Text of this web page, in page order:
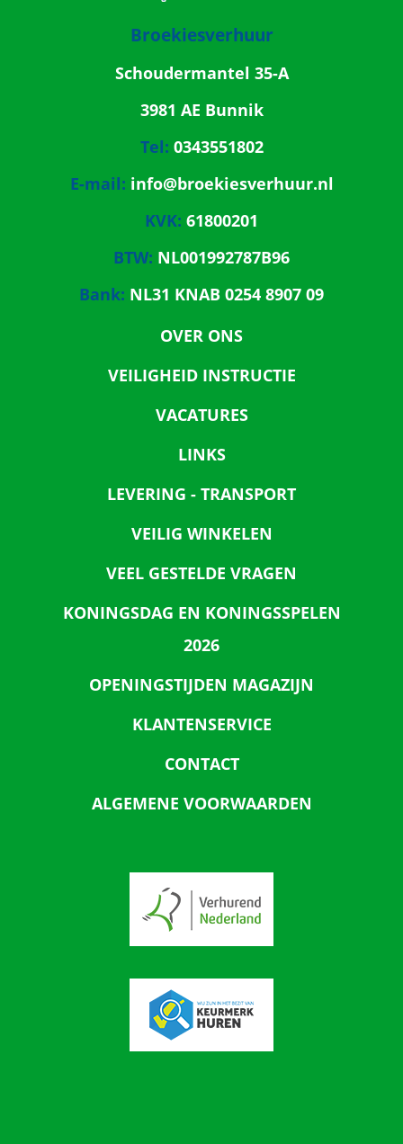
Broekiesverhuur
Schoudermantel 35-A
3981 AE Bunnik
Tel: 0343551802
E-mail: info@broekiesverhuur.nl
KVK: 61800201
BTW: NL001992787B96
Bank: NL31 KNAB 0254 8907 09
OVER ONS
VEILIGHEID INSTRUCTIE
VACATURES
LINKS
LEVERING - TRANSPORT
VEILIG WINKELEN
VEEL GESTELDE VRAGEN
KONINGSDAG EN KONINGSSPELEN
2026
OPENINGSTIJDEN MAGAZIJN
KLANTENSERVICE
CONTACT
ALGEMENE VOORWAARDEN